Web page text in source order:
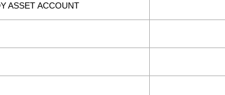
ASSET ACCOUNT